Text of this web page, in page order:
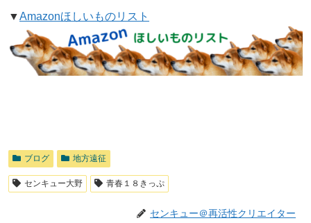
▼Amazonほしいものリスト
ブログ 地方遠征
センキュー大野 青春１８きっぷ
センキュー＠再活性クリエイター